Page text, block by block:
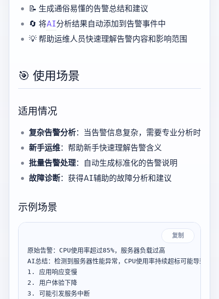
📝 生成通俗易懂的告警总结和建议
🔄 将AI分析结果自动添加到告警事件中
💡 帮助运维人员快速理解告警内容和影响范围
🎯 使用场景
适用情况
复杂告警分析：当告警信息复杂，需要专业分析时
新手运维：帮助新手快速理解告警含义
批量告警处理：自动生成标准化的告警说明
故障诊断：获得AI辅助的故障分析和建议
示例场景
复制
原始告警：CPU使用率超过85%，服务器负载过高
AI总结：检测到服务器性能异常，CPU使用率持续超标可能导致：
1. 应用响应变慢
2. 用户体验下降
3. 可能引发服务中断